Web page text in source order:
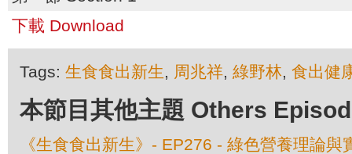
下載 Download
Tags: 生食食出新生, 周兆祥, 綠野林, 食出健
本節目其他主題 Others
《生食食出新生》- EP276 - 綠色營養理論與